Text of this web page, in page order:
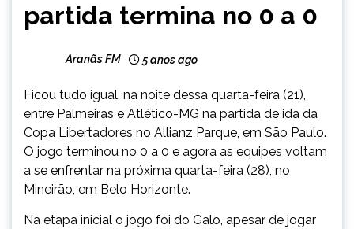
partida termina no 0 a 0
Aranãs FM 5 anos ago
Ficou tudo igual, na noite dessa quarta-feira (21),
entre Palmeiras e Atlético-MG na partida de ida da
Copa Libertadores no Allianz Parque, em São Paulo.
O jogo terminou no 0 a 0 e agora as equipes voltam
a se enfrentar na próxima quarta-feira (28), no
Mineirão, em Belo Horizonte.
Na etapa inicial o jogo foi do Galo, apesar de jogar